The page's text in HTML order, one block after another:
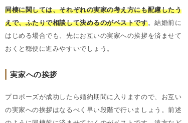
同棲に関しては、それぞれの実家の考え方にも配慮したう
えで、ふたりで相談して決めるのがベストです。結婚前に
はじめる場合でも、先にお互いの実家への挨拶を済ませて
おくと穏便に進みやすいでしょう。
実家への挨拶
プロポーズが成功したら婚約期間に入りますので、お互い
の実家への挨拶はなるべく早い段階で行いましょう。前述